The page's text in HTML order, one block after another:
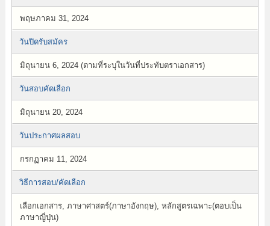
พฤษภาคม 31, 2024
วันปิดรับสมัคร
มิถุนายน 6, 2024 (ตามที่ระบุในวันที่ประทับตราเอกสาร)
วันสอบคัดเลือก
มิถุนายน 20, 2024
วันประกาศผลสอบ
กรกฏาคม 11, 2024
วิธีการสอบ/คัดเลือก
เลือกเอกสาร, ภาษาศาสตร์(ภาษาอังกฤษ), หลักสูตรเฉพาะ(ตอบเป็น
ภาษาญี่ปุ่น)